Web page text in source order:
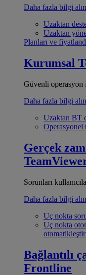
Daha fazla bilgi alın
Uzaktan
Uzaktan
Planları ve
Kurumsal
Güvenli operasyon
Daha fazla bilgi alın
Uzaktan BT
Operasyonel
Gerçek
Sorunları
Daha fazla bilgi alın
Uç nokta
Uç nokta
Bağlantılı
Frontline